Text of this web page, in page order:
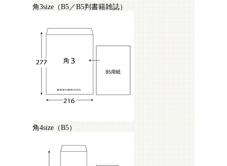
角3size（B5／B5判書籍雑誌）
角4size（B5）